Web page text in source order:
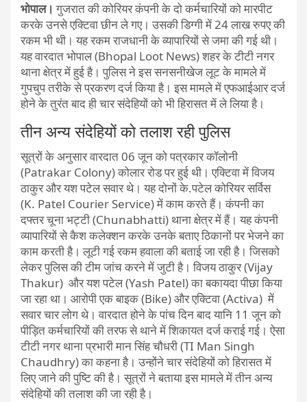
भोपाल। गुजरात की कोरियर कंपनी के दो कर्मचारियों को मारपीट
करके उनसे एक्टिवा छीन ले गए। उसकी डिग्गी में 24 लाख रुपए की
रकम भी थी। यह रकम राजधानी के व्यापारियों से जमा की गई थी।
यह वारदात भोपाल (Bhopal Loot News) शहर के टीटी नगर
थाना क्षेत्र में हुई है। पुलिस ने इस सनसनीखेज लूट के मामले में
गुपचुप तरीके से प्रकरण दर्ज किया है। इस मामले में एफआईआर दर्ज
होने के तुरंत बाद ही चार संदेहियों को भी हिरासत में ले लिया है।
तीन अन्य संदेहियों को तलाश रही पुलिस
सूत्रों के अनुसार वारदात 06 जून को पत्रकार कॉलोनी
(Patrakar Colony) कोलार रोड पर हुई थी। एक्टिवा में विजय
ठाकुर और यश पटेल सवार थे। यह दोनों के.पटेल कोरियर सर्विस
(K. Patel Courier Service) में काम करते हैं। कंपनी का
दफ्तर चूना भट्टी (Chunabhatti) थाना क्षेत्र में हैं। यह कंपनी
व्यापारियों से कैश कलेक्शन करके उनके बताए ठिकानों पर भेजने का
काम करती ​है। लूटी गई रकम हवाला की बताई जा रही है। जिसको
लेकर पुलिस की टीम जांच करने में जुटी है। विजय ठाकुर (Vijay
Thakur) और यश पटेल (Yash Patel) का बकायदा पीछा किया
जा रहा था। आरोपी एक बाइक (Bike) और एक्टिवा (Activa) में
सवार चार लोग थे। वारदात होने के पांच दिन बाद यानि 11 जून को
पीड़ित ​कर्मचारियों की तरफ से थाने में शिकायत दर्ज कराई गई। ऐसा
टीटी नगर थाना प्रभारी मान सिंह चौधरी (TI Man Singh
Chaudhry) का कहना है। उन्होंने चार संदेहियों को हिरासत में
लिए जाने की पुष्टि की है। सूत्रों ने बताया इस मामले में तीन अन्य
संदेहियों की तलाश की जा रही है।